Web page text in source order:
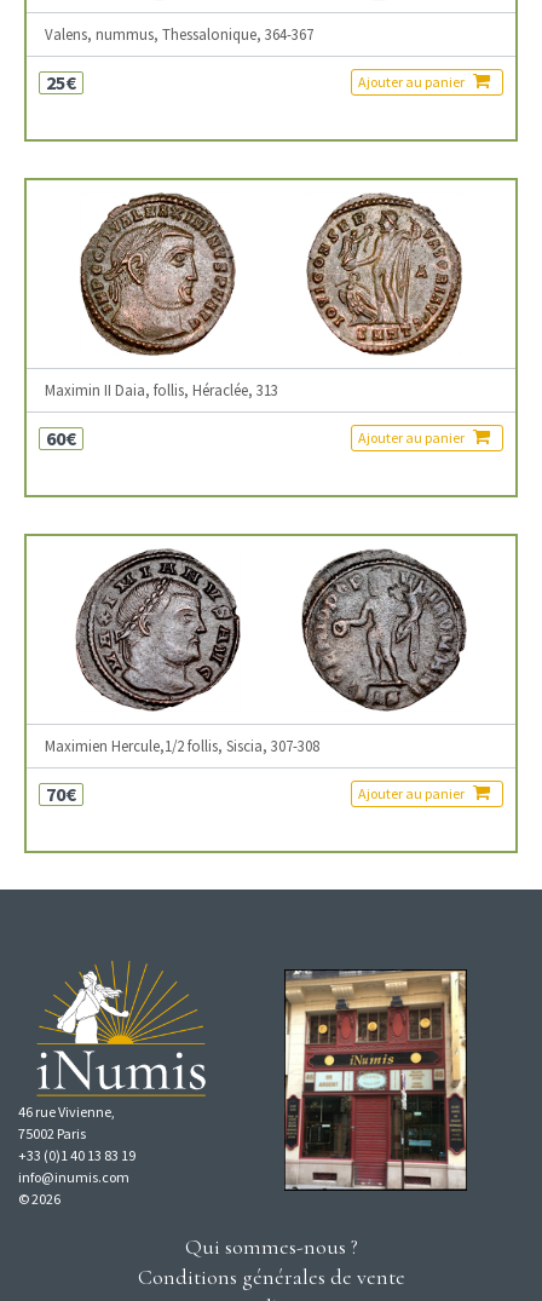
Valens, nummus, Thessalonique, 364-367
25€ Ajouter au panier
Maximin II Daia, follis, Héraclée, 313
60€ Ajouter au panier
Maximien Hercule,1/2 follis, Siscia, 307-308
70€ Ajouter au panier
46 rue Vivienne,
75002 Paris
+33 (0)1 40 13 83 19
info@inumis.com
© 2026
Qui sommes-nous ?
Conditions générales de vente